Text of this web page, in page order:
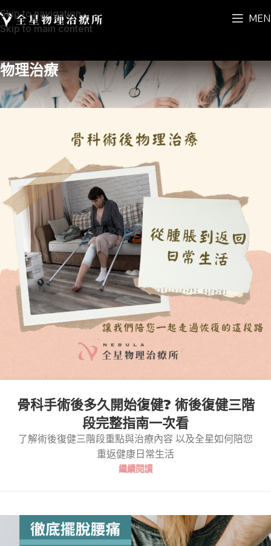
Skip to navigation
Skip to main content
物理治療
骨科手術後多久開始復健? 術後復健三階
段完整指南一次看
了解術後復健三階段重點與治療內容 以及全星如何陪您
重返健康日常生活
繼續閱讀